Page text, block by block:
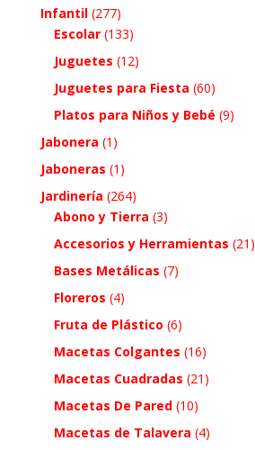
Infantil (277)
Escolar (133)
Juguetes (12)
Juguetes para Fiesta (60)
Platos para Niños y Bebé (9)
Jabonera (1)
Jaboneras (1)
Jardinería (264)
Abono y Tierra (3)
Accesorios y Herramientas (21)
Bases Metálicas (7)
Floreros (4)
Fruta de Plástico (6)
Macetas Colgantes (16)
Macetas Cuadradas (21)
Macetas De Pared (10)
Macetas de Talavera (4)